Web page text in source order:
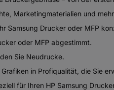
Marketingmaterialien und
Samsung Drucker oder MFP
oder MFP abgestimmt.
Sie Neudrucke.
in Profiqualität, die Sie
für Ihren HP Samsung